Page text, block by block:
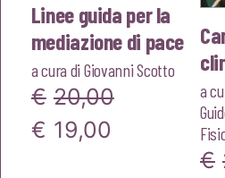
Linee guida per la
mediazione di pace
a cura di Giovanni Scotto
€ 20,00
Il
€ 19,00
a
€